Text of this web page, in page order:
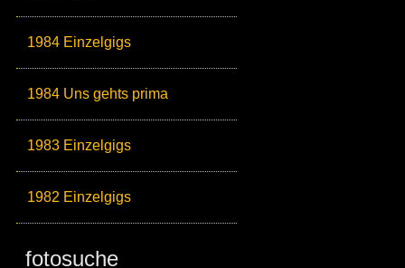
1984 Einzelgigs
1984 Uns gehts prima
1983 Einzelgigs
1982 Einzelgigs
fotosuche